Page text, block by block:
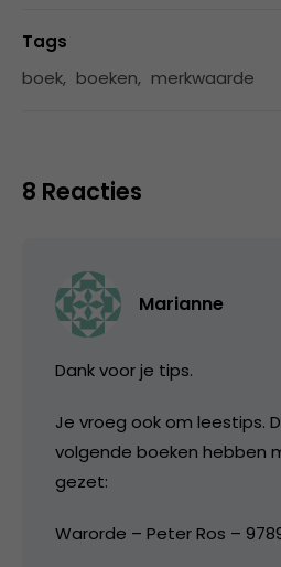
Tags
boek, boeken, merkwaarde
8 Reacties
Marianne
Dank voor je tips.
Je vroeg ook om leestips.
volgende boeken hebben
gezet:
Warorde – Peter Ros –